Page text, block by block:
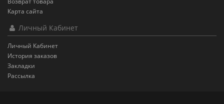
Карта сайта
Личный Кабинет
Личный Кабинет
История заказов
Закладки
Рассылка